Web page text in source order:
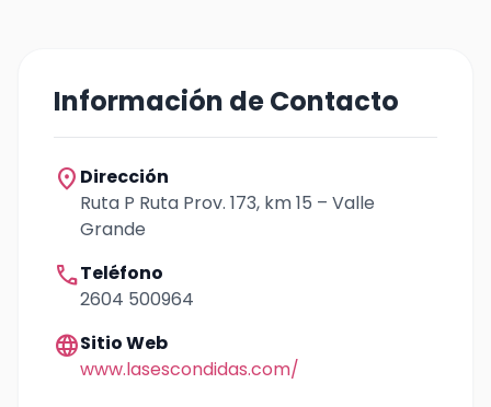
Información de Contacto
location_on Dirección
Ruta P Ruta Prov. 173, km 15 – Valle
Grande
callTeléfono
2604 500964
languageSitio Web
www.lasescondidas.com/